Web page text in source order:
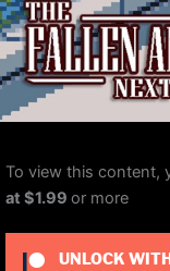
To view this content,
at $1.99 or more
UNLOCK